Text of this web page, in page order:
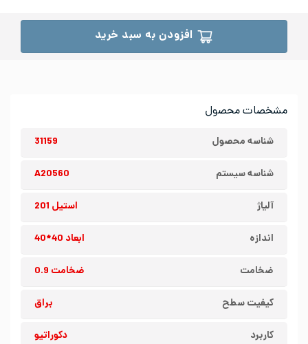
مشخصات محصول
شناسه محصول 31159
شناسه سیستم A20560
آلیاژ استیل 201
اندازه ابعاد 40*40
ضخامت ضخامت 0.9
کیفیت سطح براق
کاربرد دکوراتیو
افزودن به سبد خرید